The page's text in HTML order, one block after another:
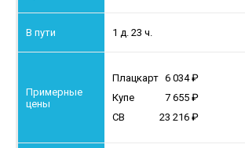
1 д. 23 ч.
Плацкарт 6 034
Купе
7 655
СВ
23 216